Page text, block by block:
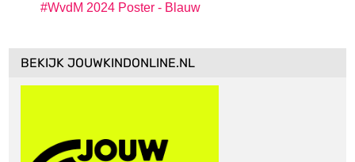
#WvdM 2024 Poster - Blauw
BEKIJK JOUWKINDONLINE.NL